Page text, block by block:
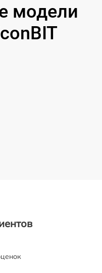
модели